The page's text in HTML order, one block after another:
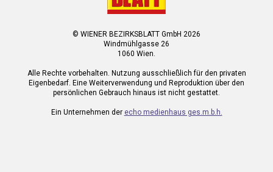
© WIENER BEZIRKSBLATT GmbH 2026
Windmühlgasse 26
1060 Wien.
Alle Rechte vorbehalten. Nutzung ausschließlich für den privaten
Eigenbedarf. Eine Weiterverwendung und Reproduktion über den
persönlichen Gebrauch hinaus ist nicht gestattet.
Ein Unternehmen der echo medienhaus ges.m.b.h.